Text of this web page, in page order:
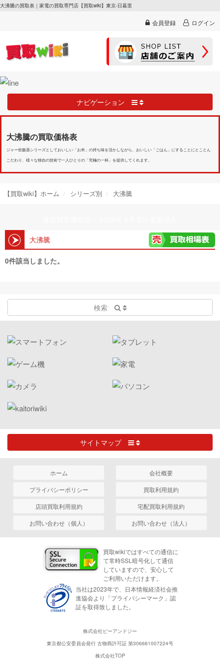
大沸騰の買取表｜家電の買取専門店【買取wiki】東京-日暮里
会員登録 ログイン
ナビゲーション
大沸騰の買取価格表
ジャー炊飯器シリーズとしておいしい「お米」の持ち味を活かしながら、おいしい「ごはん」にすることにとことん
こだわり、様々な独自の技術で一人ひとりの「究極の一杯」を提供してくれます。
【買取wiki】ホーム シリーズ別 大沸騰
大沸騰
0件該当しました。
検索
サイトマップ
ホーム
会社概要
プライバシーポリシー
買取利用規約
店頭買取利用規約
宅配買取利用規約
お問い合わせ（個人）
お問い合わせ（法人）
買取wikiではすべての通信に
て常時SSL暗号化して通信
していますので、安心して
ご利用いただけます。
当社は2023年で、日本情報経済社会推
進協会より「プライバシーマーク」認
証を取得致しました。
株式会社ピーアンドジー
東京都公安委員会発行 古物商許可証 第306661007224号
株式会社TOP